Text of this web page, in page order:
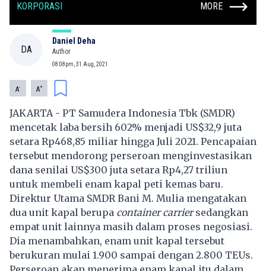
KORPORASI MORE
DA
Daniel Deha
Author
08:08pm, 31 Aug, 2021
A- A+
JAKARTA - PT Samudera Indonesia Tbk (SMDR)
mencetak laba bersih 602% menjadi US$32,9 juta
setara Rp468,85 miliar hingga Juli 2021. Pencapaian
tersebut mendorong perseroan menginvestasikan
dana senilai US$300 juta setara Rp4,27 triliun
untuk membeli enam kapal peti kemas baru.
Direktur Utama SMDR Bani M. Mulia mengatakan
dua unit kapal berupa container carriersedangkan
empat unit lainnya masih dalam proses negosiasi.
Dia menambahkan, enam unit kapal tersebut
berukuran mulai 1.900 sampai dengan 2.800 TEUs.